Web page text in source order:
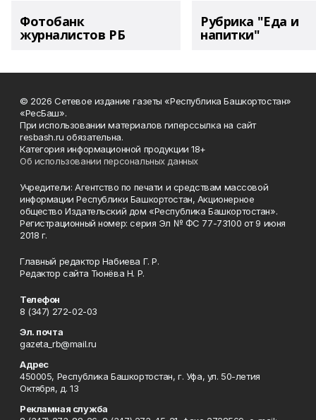
Фотобанк
журналистов РБ
Рубрика "Еда и
напитки"
© 2026 Сетевое издание газеты «Республика Башкортостан»
«РесБаш».
При использовании материалов гиперссылка на сайт
resbash.ru обязательна.
Категория информационной продукции 18+
Об использовании персональных данных
Учредители: Агентство по печати и средствам массовой
информации Республики Башкортостан, Акционерное
общество Издательский дом «Республика Башкортостан».
Регистрационный номер: серия Эл № ФС 77-73100 от 9 июня
2018 г.
Главный редактор Набиева Г. Р.
Редактор сайта Тюнёва Н. Р.
Телефон
8 (347) 272-02-03
Эл. почта
gazeta_rb@mail.ru
Адрес
450005, Республика Башкортостан, г. Уфа, ул. 50-летия
Октября, д. 13
Рекламная служба